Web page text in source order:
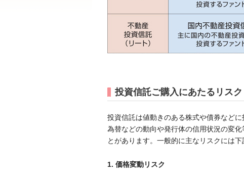
投資信託ご購入にあたるリスク
投資信託は値動きのある株式や債券など
為替などの動向や発行体の信用状況の変
とがあります。一般的に主なリスクには下
1. 価格変動リスク